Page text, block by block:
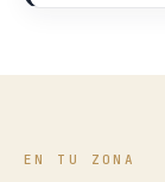
EN TU ZONA